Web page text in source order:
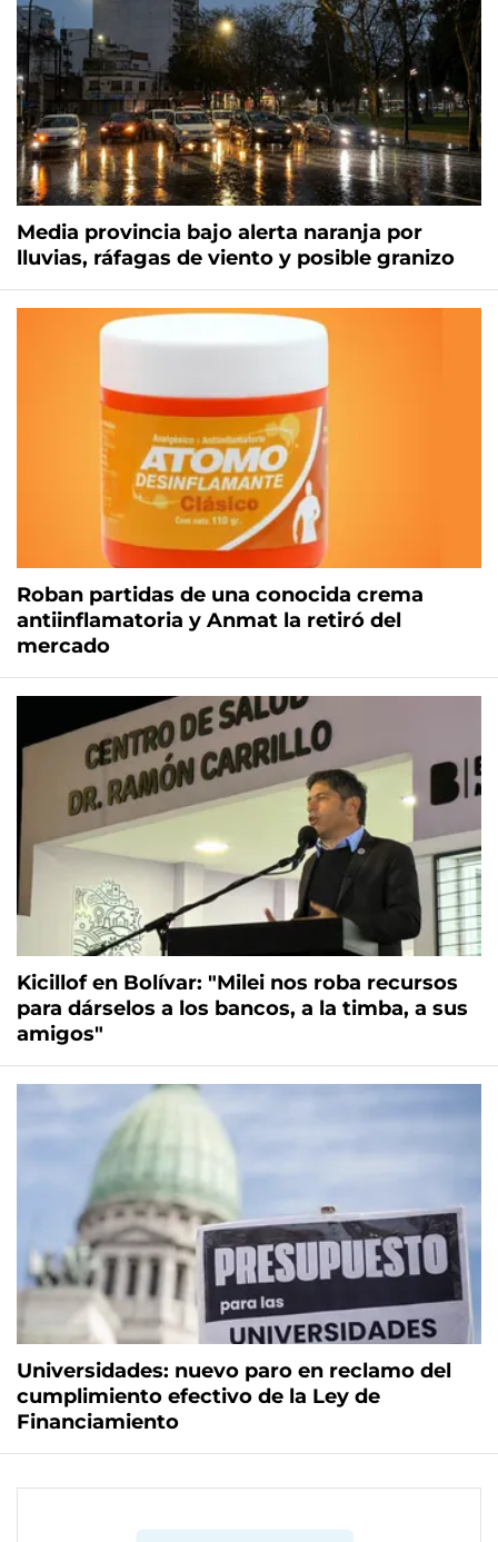
Media provincia bajo alerta naranja por
lluvias, ráfagas de viento y posible granizo
Roban partidas de una conocida crema
antiinflamatoria y Anmat la retiró del
mercado
Kicillof en Bolívar: "Milei nos roba recursos
para dárselos a los bancos, a la timba, a sus
amigos"
Universidades: nuevo paro en reclamo del
cumplimiento efectivo de la Ley de
Financiamiento